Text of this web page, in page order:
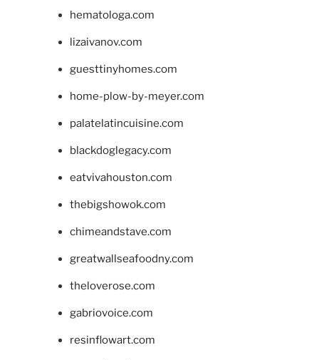
hematologa.com
lizaivanov.com
guesttinyhomes.com
home-plow-by-meyer.com
palatelatincuisine.com
blackdoglegacy.com
eatvivahouston.com
thebigshowok.com
chimeandstave.com
greatwallseafoodny.com
theloverose.com
gabriovoice.com
resinflowart.com